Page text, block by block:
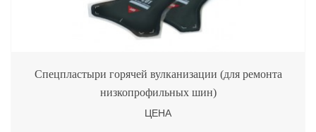
Спецпластыри горячей вулканизации (для ремонта
низкопрофильных шин)
ЦЕНА